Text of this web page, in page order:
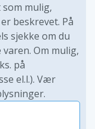
mulig,
beskrevet. På
sjekke om du
Om mulig,
på
el.l.). Vær